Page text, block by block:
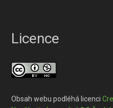
Licence
Obsah webu podléhá licenci